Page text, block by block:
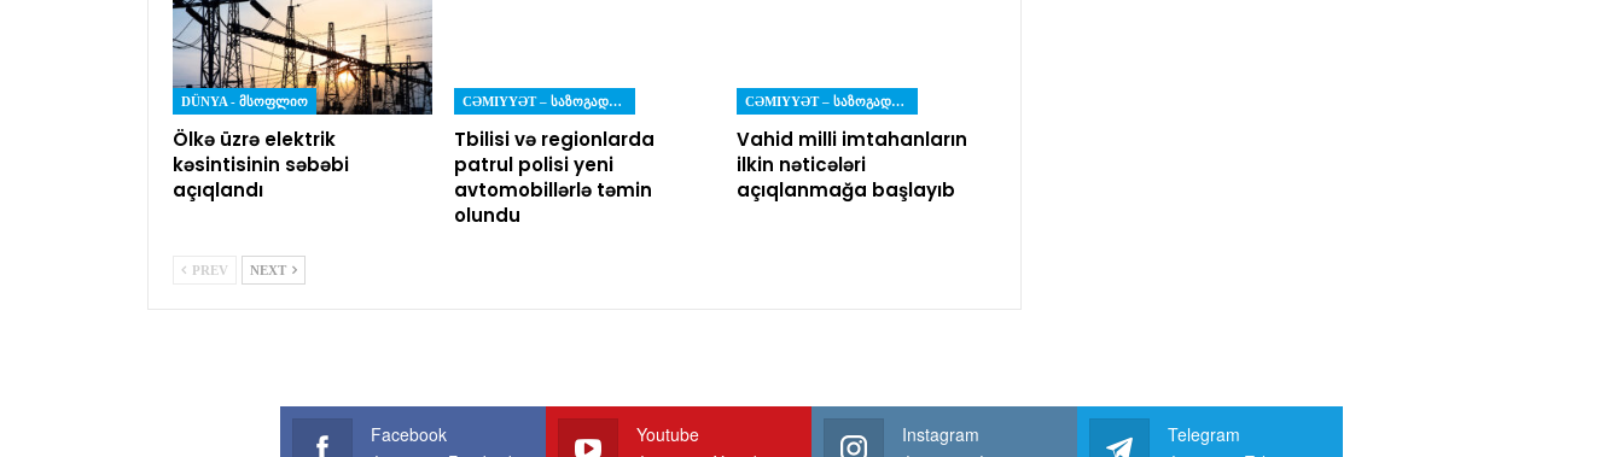
DÜNYA - ᲛᲡᲝᲤᲚᲘᲝ
Ölkə üzrə elektrik
kəsintisinin səbəbi
açıqlandı
CƏMIYYƏT – ᲡᲐᲖᲝᲒᲐᲓᲝᲔᲑᲐ
Tbilisi və regionlarda
patrul polisi yeni
avtomobillərlə təmin
olundu
CƏMIYYƏT – ᲡᲐᲖᲝᲒᲐᲓᲝᲔᲑᲐ
Vahid milli imtahanların
ilkin nəticələri
açıqlanmağa başlayıb
PREV NEXT
Facebook Youtube Instagram Telegram